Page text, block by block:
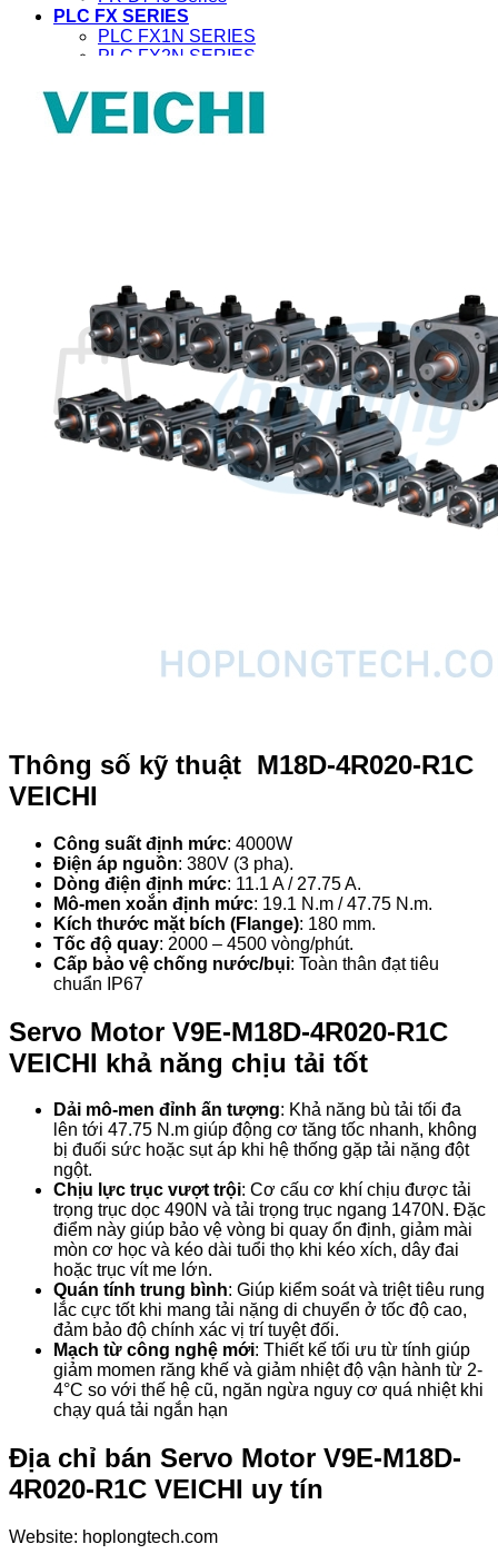
PLC FX SERIES
PLC FX1N SERIES
PLC FX2N SERIES
PLC FX3GE SERIES
PLC FX3U SERIES
SERVO AMPLIFIER
Giỏ hàng
Chưa có sản phẩm trong giỏ hàng.
Thông số kỹ thuật M18D-4R020-R1C
VEICHI
Công suất định mức: 4000W
Điện áp nguồn: 380V (3 pha).
Dòng điện định mức: 11.1 A / 27.75 A.
Mô-men xoắn định mức: 19.1 N.m / 47.75 N.m.
Kích thước mặt bích (Flange): 180 mm.
Tốc độ quay: 2000 – 4500 vòng/phút.
Cấp bảo vệ chống nước/bụi: Toàn thân đạt tiêu
chuẩn IP67
Servo Motor V9E-M18D-4R020-R1C
VEICHI khả năng chịu tải tốt
Dải mô-men đỉnh ấn tượng: Khả năng bù tải tối đa
lên tới 47.75 N.m giúp động cơ tăng tốc nhanh, không
bị đuối sức hoặc sụt áp khi hệ thống gặp tải nặng đột
ngột.
Chịu lực trục vượt trội: Cơ cấu cơ khí chịu được tải
trọng trục dọc 490N và tải trọng trục ngang 1470N. Đặc
điểm này giúp bảo vệ vòng bi quay ổn định, giảm mài
mòn cơ học và kéo dài tuổi thọ khi kéo xích, dây đai
hoặc trục vít me lớn.
Quán tính trung bình: Giúp kiểm soát và triệt tiêu rung
lắc cực tốt khi mang tải nặng di chuyển ở tốc độ cao,
đảm bảo độ chính xác vị trí tuyệt đối.
Mạch từ công nghệ mới: Thiết kế tối ưu từ tính giúp
giảm momen răng khế và giảm nhiệt độ vận hành từ 2-
4°C so với thế hệ cũ, ngăn ngừa nguy cơ quá nhiệt khi
chạy quá tải ngắn hạn
Địa chỉ bán Servo Motor V9E-M18D-
4R020-R1C VEICHI uy tín
Website: hoplongtech.com